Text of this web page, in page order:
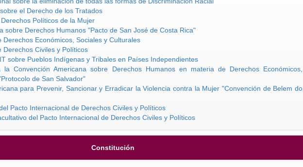
el Derecho de los Tratados
Políticos de la Mujer
sobre Derechos Humanos "Pacto de San José de Costa Rica"
Derechos Económicos, Sociales y Culturales
Derechos Civiles y Políticos
sobre Pueblos Indígenas y Tribales en Países Independientes
la Convención Americana sobre Derechos Humanos en materia de Derechos Económicos,
de San Salvador"
para Prevenir, Sancionar y Erradicar la Violencia contra la Mujer "Convención de Belem do
Pacto Internacional de Derechos Civiles y Políticos
del Pacto Internacional de Derechos Civiles y Políticos
Constitución